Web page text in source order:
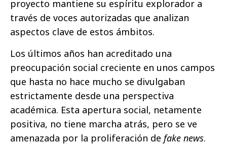
proyecto mantiene su espíritu explorador a
través de voces autorizadas que analizan
aspectos clave de estos ámbitos.
Los últimos años han acreditado una
preocupación social creciente en unos campos
que hasta no hace mucho se divulgaban
estrictamente desde una perspectiva
académica. Esta apertura social, netamente
positiva, no tiene marcha atrás, pero se ve
amenazada por la proliferación de fake news.